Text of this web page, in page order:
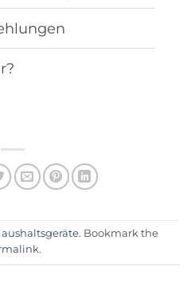
. Bookmark the
.